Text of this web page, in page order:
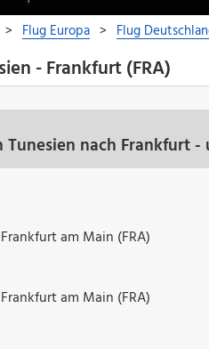
- Frankfurt (FRA)
Tunesien nach Frankfurt
am Main (FRA)
am Main (FRA)